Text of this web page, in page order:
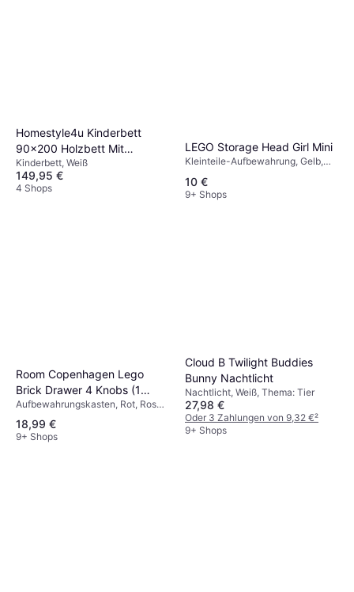
Homestyle4u Kinderbett
90x200 Holzbett Mit
Rausfallschutz
Kinderbett, Weiß
149,95 €
4 Shops
LEGO Storage Head Girl Mini
Kleinteile-Aufbewahrung, Gelb,
Lego
10 €
9+ Shops
Room Copenhagen Lego
Brick Drawer 4 Knobs (1
Drawer)
Aufbewahrungskasten, Rot, Rosa,
Grau, Thema: Lego
18,99 €
9+ Shops
Cloud B Twilight Buddies
Bunny Nachtlicht
Nachtlicht, Weiß, Thema: Tier
27,98 €
Oder 3 Zahlungen von 9,32 €²
9+ Shops